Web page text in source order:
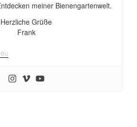
meiner Bienengartenwelt.
Herzliche Grüße
Frank